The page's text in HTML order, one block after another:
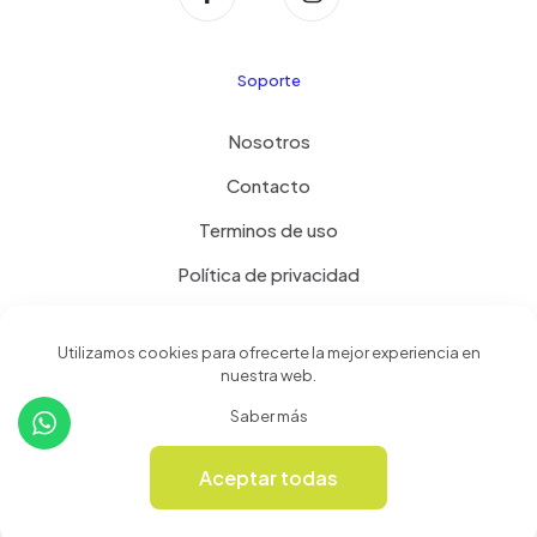
Soporte
Nosotros
Contacto
Terminos de uso
Política de privacidad
Productos
Tienda
Utilizamos cookies para ofrecerte la mejor experiencia en
nuestra web.
Saber más
Aceptar todas